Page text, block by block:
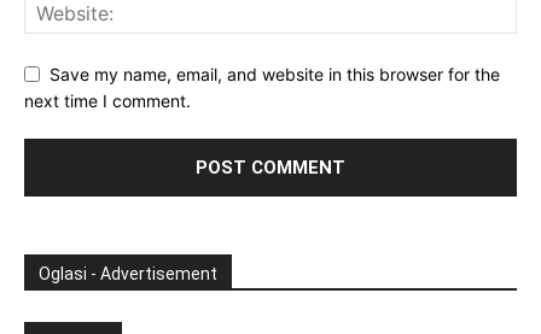
Save my name, email, and website in this browser for the
next time I comment.
Oglasi - Advertisement